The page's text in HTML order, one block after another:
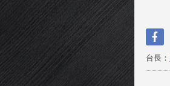
台長：